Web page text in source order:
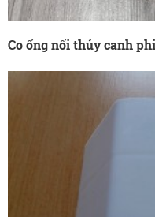
Co ống nối thủy canh